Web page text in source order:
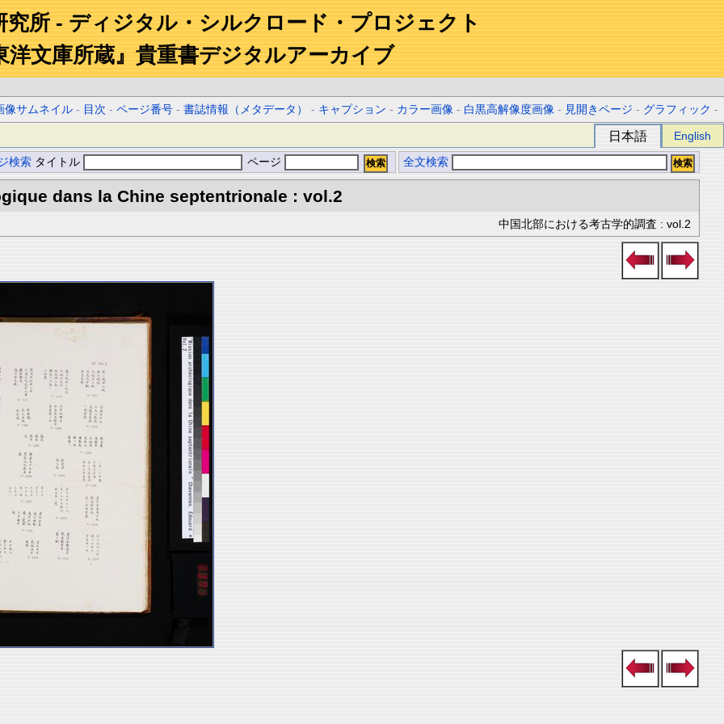
究所 - ディジタル・シルクロード・プロジェクト
洋文庫所蔵』貴重書デジタルアーカイブ
像サムネイル - 目次 -ページ番号 -書誌情報（メタデータ） - キャプション - カラー画像 - 白黒高解像度画像 - 見開きページ - グラフィック -
日本語 English
検索 タイトル ページ 全文検索
dans la Chine septentrionale : vol.2
中国北部における考古学的調査 : vol.2